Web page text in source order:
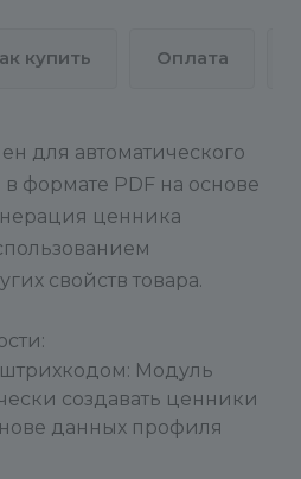
всех".
в выборку попадут все
категорий.
они сохранятся в
в поле "Поле файл
по почте:
"Обсудить проект":
9 до 17 по Москве
купить Оплата
для автоматического
формате PDF на основе
ценника
свойств товара.
Модуль
создавать ценники
данных профиля